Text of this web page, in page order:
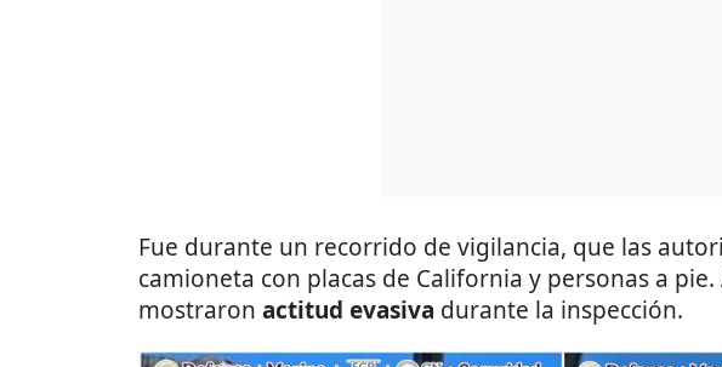
Fue durante un recorrido de vigilancia, que las
camioneta con placas de California y personas a
mostraron actitud evasiva durante la inspección.